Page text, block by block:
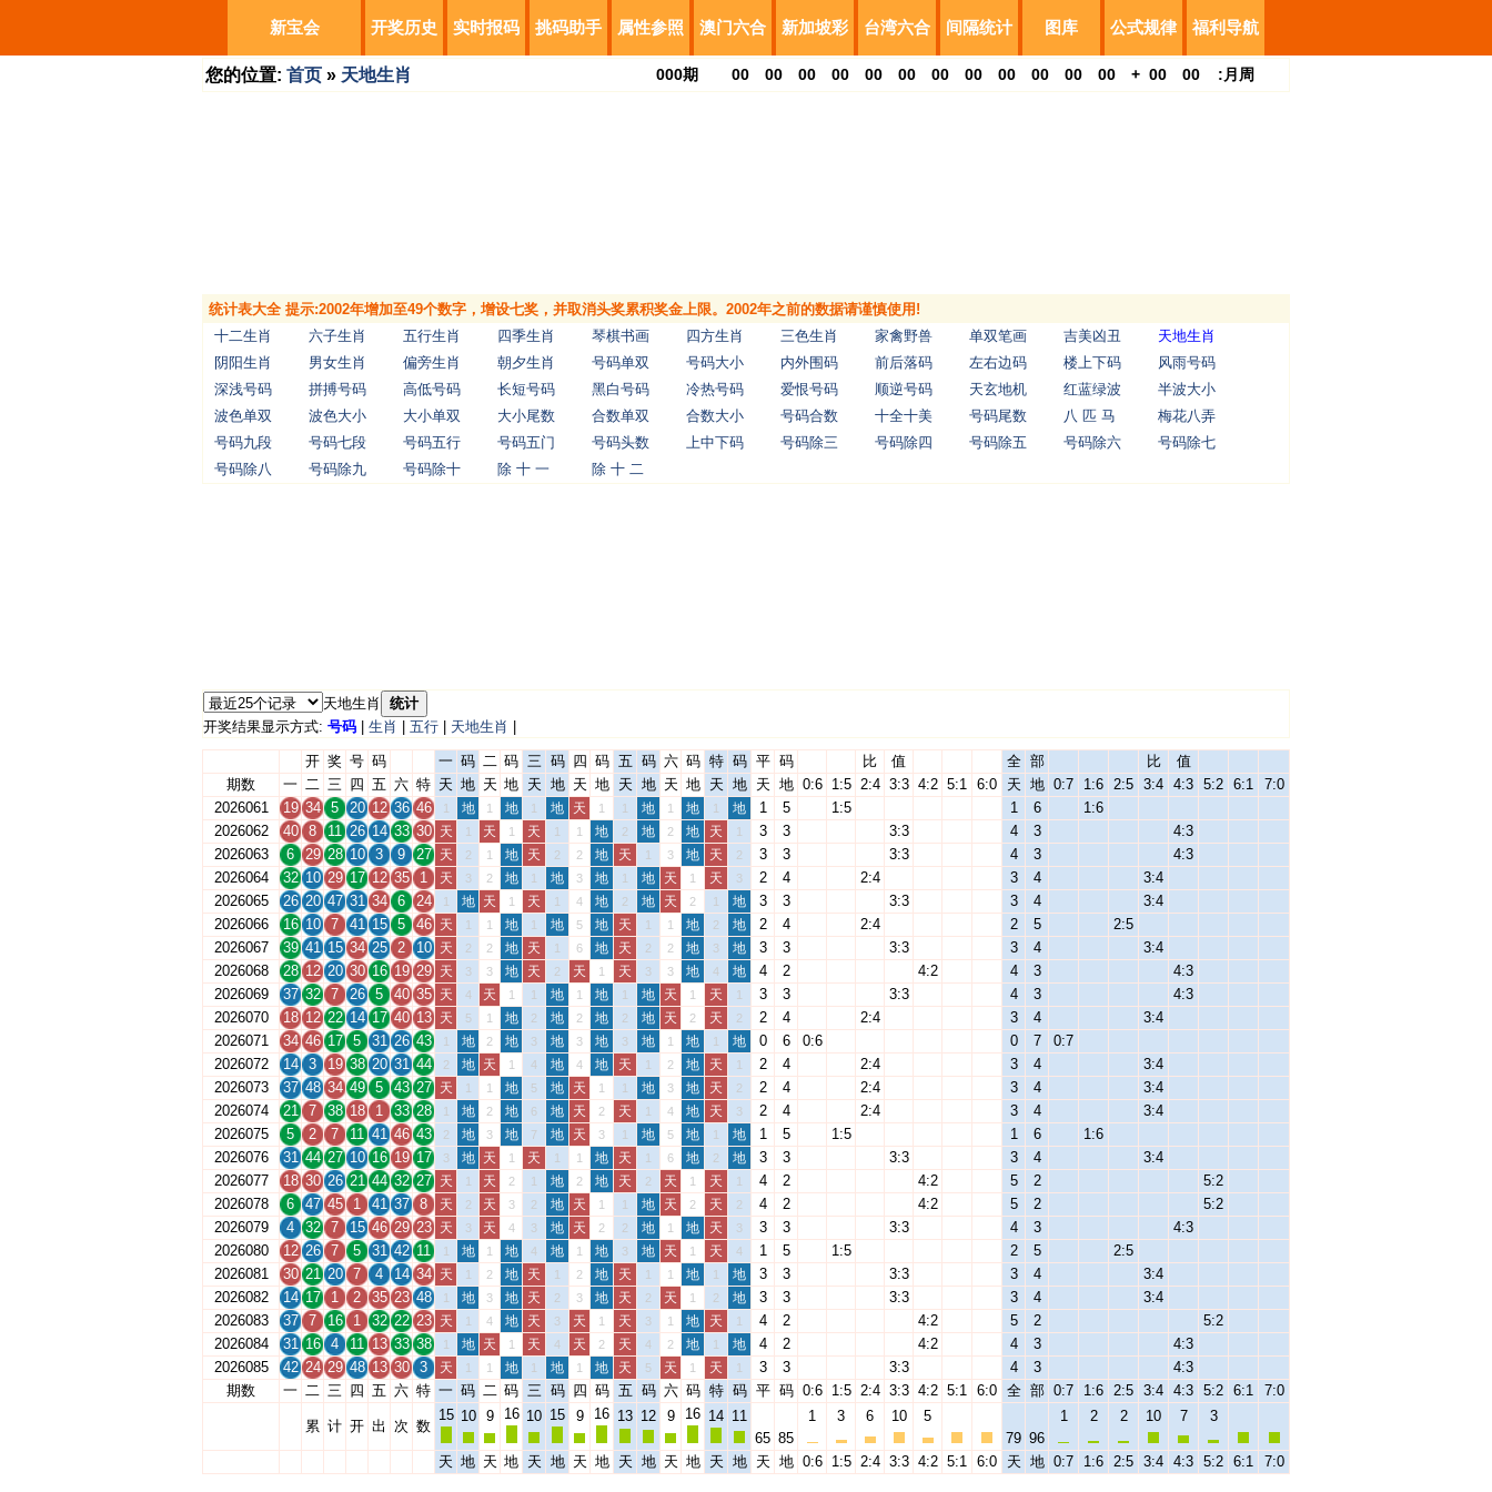
新宝会 开奖历史 实时报码 挑码助手 属性参照 澳门六合 新加坡彩 台湾六合 间隔统计 图库 公式规律 福利导航
您的位置: 首页 » 天地生肖 000期 00 00 00 00 00 00 00 00 00 00 00 00 + 00 00 : 月 周
统计表大全 提示:2002年增加至49个数字，增设七奖，并取消头奖累积奖金上限。2002年之前的数据请谨慎使用!
十二生肖
六子生肖 五行生肖 四季生肖 琴棋书画 四方生肖 三色生肖 家禽野兽 单双笔画 吉美凶丑
天地生肖
阴阳生肖
男女生肖 偏旁生肖 朝夕生肖 号码单双 号码大小 内外围码 前后落码 左右边码 楼上下码
风雨号码
深浅号码
拼搏号码 高低号码 长短号码 黑白号码 冷热号码 爱恨号码 顺逆号码 天玄地机 红蓝绿波
半波大小
波色单双
波色大小 大小单双 大小尾数 合数单双 合数大小 号码合数 十全十美 号码尾数 八 匹 马
梅花八弄
号码九段
号码七段 号码五行 号码五门 号码头数 上中下码 号码除三 号码除四 号码除五 号码除六
号码除七
号码除八
号码除九 号码除十 除 十 一 除 十 二
天地生肖
统计
开奖结果显示方式: 号码 生肖 五行 天地生肖
开 奖 号 码 一 码 二 码 三 码 四 码 五 码 六 码 特 码 平 码 比 值 全 部 比
值
期数
一 二 三 四 五 六 特 天 地 天 地 天 地 天 地 天 地 天 地 天 地 天 地 0:6 1:5 2:4 3:3 4:2 5:1 6:0 天 地 0:7 1:6 2:5 3:4 4:3 5:2 6:1
7:0
2026061
19 34 5 20 12 36 46 1 地 1 地 1 地 天 1 1 地 1 地 1 地 1 5 1:5 1 6
1:6
2026062
40 8 11 26 14 33 30 天 1 天 1 天 1 1 地 2 地 2 地 天 1 3 3 3:3 4 3
4:3
2026063
6 29 28 10 3 9 27 天 2 1 地 天 2 2 地 天 1 3 地 天 2 3 3 3:3 4 3
4:3
2026064
32 10 29 17 12 35 1 天 3 2 地 1 地 3 地 1 地 天 1 天 3 2 4 2:4 3 4
3:4
2026065
26 20 47 31 34 6 24 1 地 天 1 天 1 4 地 2 地 天 2 1 地 3 3 3:3 3 4
3:4
2026066
16 10 7 41 15 5 46 天 1 1 地 1 地 5 地 天 1 1 地 2 地 2 4 2:4 2 5
2:5
2026067
39 41 15 34 25 2 10 天 2 2 地 天 1 6 地 天 2 2 地 3 地 3 3 3:3 3 4
3:4
2026068
28 12 20 30 16 19 29 天 3 3 地 天 2 天 1 天 3 3 地 4 地 4 2 4:2 4 3
4:3
2026069
37 32 7 26 5 40 35 天 4 天 1 1 地 1 地 1 地 天 1 天 1 3 3 3:3 4 3
4:3
2026070
18 12 22 14 17 40 13 天 5 1 地 2 地 2 地 2 地 天 2 天 2 2 4 2:4 3 4
3:4
2026071
34 46 17 5 31 26 43 1 地 2 地 3 地 3 地 3 地 1 地 1 地 0 6 0:6 0 7
0:7
2026072
14 3 19 38 20 31 44 2 地 天 1 4 地 4 地 天 1 2 地 天 1 2 4 2:4 3 4
3:4
2026073
37 48 34 49 5 43 27 天 1 1 地 5 地 天 1 1 地 3 地 天 2 2 4 2:4 3 4
3:4
2026074
21 7 38 18 1 33 28 1 地 2 地 6 地 天 2 天 1 4 地 天 3 2 4 2:4 3 4
3:4
2026075
5 2 7 11 41 46 43 2 地 3 地 7 地 天 3 1 地 5 地 1 地 1 5 1:5 1 6
1:6
2026076
31 44 27 10 16 19 17 3 地 天 1 天 1 1 地 天 1 6 地 2 地 3 3 3:3 3 4
3:4
2026077
18 30 26 21 44 32 27 天 1 天 2 1 地 2 地 天 2 天 1 天 1 4 2 4:2 5 2
5:2
2026078
6 47 45 1 41 37 8 天 2 天 3 2 地 天 1 1 地 天 2 天 2 4 2 4:2 5 2
5:2
2026079
4 32 7 15 46 29 23 天 3 天 4 3 地 天 2 2 地 1 地 天 3 3 3 3:3 4 3
4:3
2026080
12 26 7 5 31 42 11 1 地 1 地 4 地 1 地 3 地 天 1 天 4 1 5 1:5 2 5
2:5
2026081
30 21 20 7 4 14 34 天 1 2 地 天 1 2 地 天 1 1 地 1 地 3 3 3:3 3 4
3:4
2026082
14 17 1 2 35 23 48 1 地 3 地 天 2 3 地 天 2 天 1 2 地 3 3 3:3 3 4
3:4
2026083
37 7 16 1 32 22 23 天 1 4 地 天 3 天 1 天 3 1 地 天 1 4 2 4:2 5 2
5:2
2026084
31 16 4 11 13 33 38 1 地 天 1 天 4 天 2 天 4 2 地 1 地 4 2 4:2 4 3
4:3
2026085
42 24 29 48 13 30 3 天 1 1 地 1 地 1 地 天 5 天 1 天 1 3 3 3:3 4 3
4:3
期数
一 二 三 四 五 六 特 一 码 二 码 三 码 四 码 五 码 六 码 特 码 平 码 0:6 1:5 2:4 3:3 4:2 5:1 6:0 全 部 0:7 1:6 2:5 3:4 4:3 5:2 6:1 7:0
累 计 开 出 次 数
15 10 9 16 10 15 9 16 13 12 9 16 14 11
65 85
1 3 6 10
5
79 96
1 2 2 10 7 3
天 地 天 地 天 地 天 地 天 地 天 地 天 地 天 地 0:6 1:5 2:4 3:3 4:2 5:1 6:0 天 地 0:7 1:6 2:5 3:4 4:3 5:2 6:1 7:0